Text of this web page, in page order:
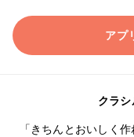
アプ
クラ
「きちんとおいしく